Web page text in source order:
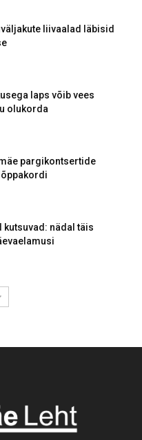
liivaalad läbisid
laps võib vees
olukorda
pargikontsertide
kutsuvad: nädal täis